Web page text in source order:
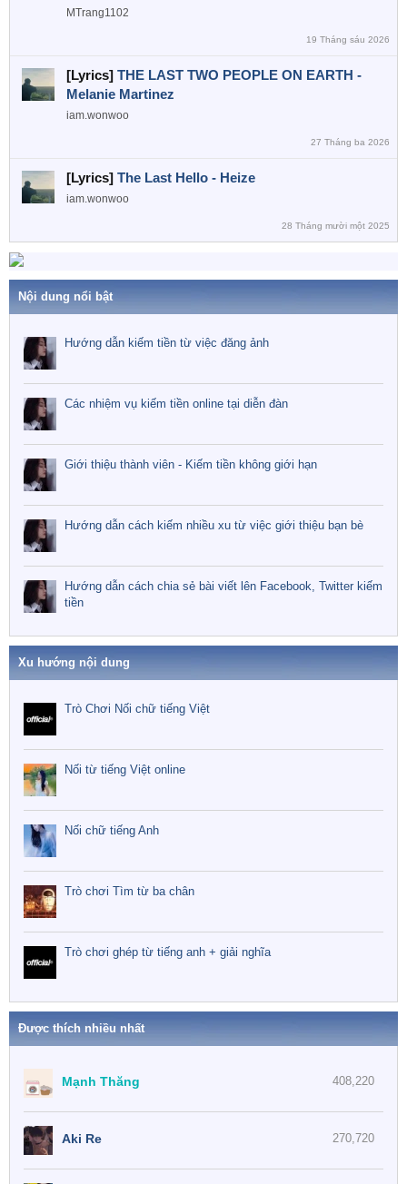
MTrang1102
19 Tháng sáu 2026
[Lyrics] THE LAST TWO PEOPLE ON EARTH -
Melanie Martinez
iam.wonwoo
27 Tháng ba 2026
[Lyrics] The Last Hello - Heize
iam.wonwoo
28 Tháng mười một 2025
Nội dung nổi bật
Hướng dẫn kiếm tiền từ việc đăng ảnh
Các nhiệm vụ kiếm tiền online tại diễn đàn
Giới thiệu thành viên - Kiếm tiền không giới hạn
Hướng dẫn cách kiếm nhiều xu từ việc giới thiệu bạn bè
Hướng dẫn cách chia sẻ bài viết lên Facebook, Twitter kiếm
tiền
Xu hướng nội dung
Trò Chơi Nối chữ tiếng Việt
Nối từ tiếng Việt online
Nối chữ tiếng Anh
Trò chơi Tìm từ ba chân
Trò chơi ghép từ tiếng anh + giải nghĩa
Được thích nhiều nhất
408,220
Mạnh Thăng
270,720
Aki Re